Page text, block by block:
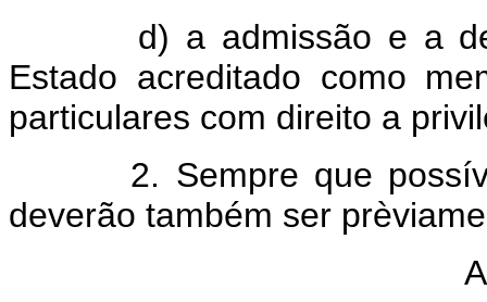
d) a admissão e a
Estado acreditado como
particulares com direito a
2. Sempre que
deverão também ser